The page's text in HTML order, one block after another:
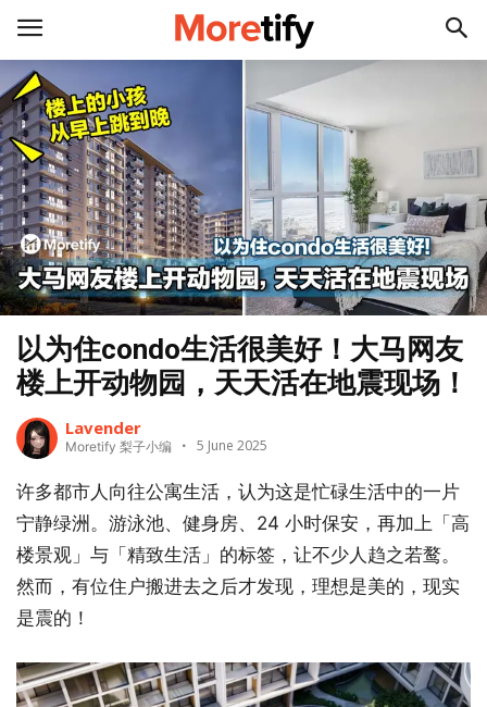
以为住condo生活很美好！大马网友
楼上开动物园，天天活在地震现场！
Lavender
Moretify 梨子小编 5 June 2025
许多都市人向往公寓生活，认为这是忙碌生活中的一片
宁静绿洲。游泳池、健身房、24 小时保安，再加上「高
楼景观」与「精致生活」的标签，让不少人趋之若鹜。
然而，有位住户搬进去之后才发现，理想是美的，现实
是震的！